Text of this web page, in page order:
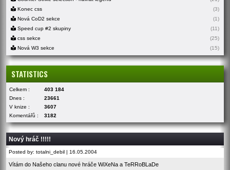
Konec css
(3)
Nová CoD2 sekce
(1)
Speed cup #2 skupiny
(11)
css sekce
(25)
Nová W3 sekce
(15)
STATISTICS
Celkem :
403 184
Dnes :
23661
V knize :
3607
Komentářů :
3182
Nový hráč !!!!!
Posted by: totalni_debil | 16.05.2004
Vítám do Našeho clanu nové hráče WiXeNa a TeRRoBLaDe